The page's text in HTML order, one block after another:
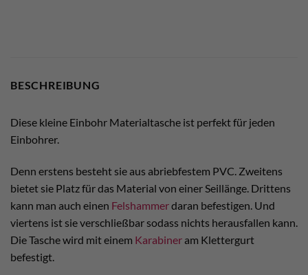
BESCHREIBUNG
Diese kleine Einbohr Materialtasche ist perfekt für jeden
Einbohrer.
Denn erstens besteht sie aus abriebfestem PVC. Zweitens
bietet sie Platz für das Material von einer Seillänge. Drittens
kann man auch einen Felshammerdaran befestigen. Und
viertens ist sie verschließbar sodass nichts herausfallen kann.
Die Tasche wird mit einem Karabiner am Klettergurt
befestigt.